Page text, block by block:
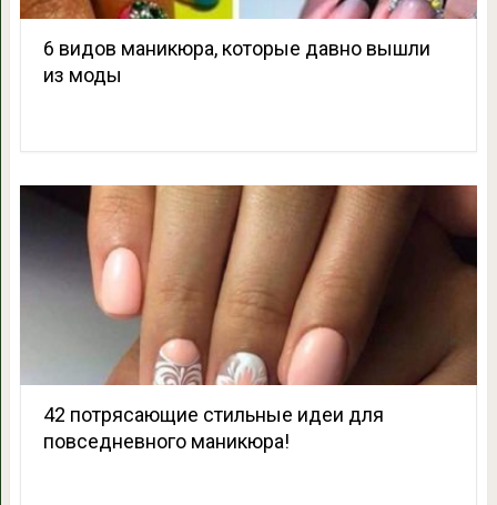
6 видов маникюра, которые давно вышли
из моды
42 потрясающие стильные идеи для
повседневного маникюра!